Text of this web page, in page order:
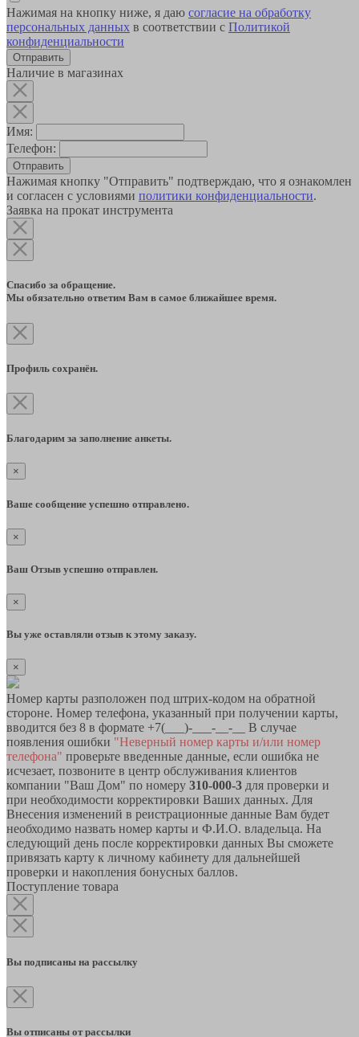
Нажимая на кнопку ниже, я даю согласие на обработку
персональных данных в соответствии с Политикой
конфиденциальности
Наличие в магазинах
Имя:
Телефон:
Отправить
Нажимая кнопку "Отправить" подтверждаю, что я ознакомлен
и согласен с условиями политики конфиденциальности.
Заявка на прокат инструмента
Спасибо за обращение.
Мы обязательно ответим Вам в самое ближайшее время.
Профиль сохранён.
Благодарим за заполнение анкеты.
×
Ваше сообщение успешно отправлено.
×
Ваш Отзыв успешно отправлен.
×
Вы уже оставляли отзыв к этому заказу.
×
Номер карты разположен под штрих-кодом на обратной
стороне. Номер телефона, указанный при получении карты,
вводится без 8 в формате +7(___)-___-__-__ В случае
появления ошибки "Неверный номер карты и/или номер
телефона" проверьте введенные данные, если ошибка не
исчезает, позвоните в центр обслуживания клиентов
компании "Ваш Дом" по номеру 310-000-3 для проверки и
при необходимости корректировки Ваших данных. Для
Внесения изменений в реистрационные данные Вам будет
необходимо назвать номер карты и Ф.И.О. владельца. На
следующий день после корректировки данных Вы сможете
привязать карту к личному кабинету для дальнейшей
проверки и накопления бонусных баллов.
Поступление товара
Вы подписаны на рассылку
Вы отписаны от рассылки